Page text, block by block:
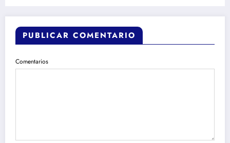
PUBLICAR COMENTARIO
Comentarios